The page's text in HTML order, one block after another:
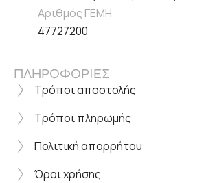
Αριθμός ΓΕΜΗ
47727200
ΠΛΗΡΟΦΟΡΙΕΣ
Τρόποι αποστολής
Τρόποι πληρωμής
Πολιτική απορρήτου
Όροι χρήσης